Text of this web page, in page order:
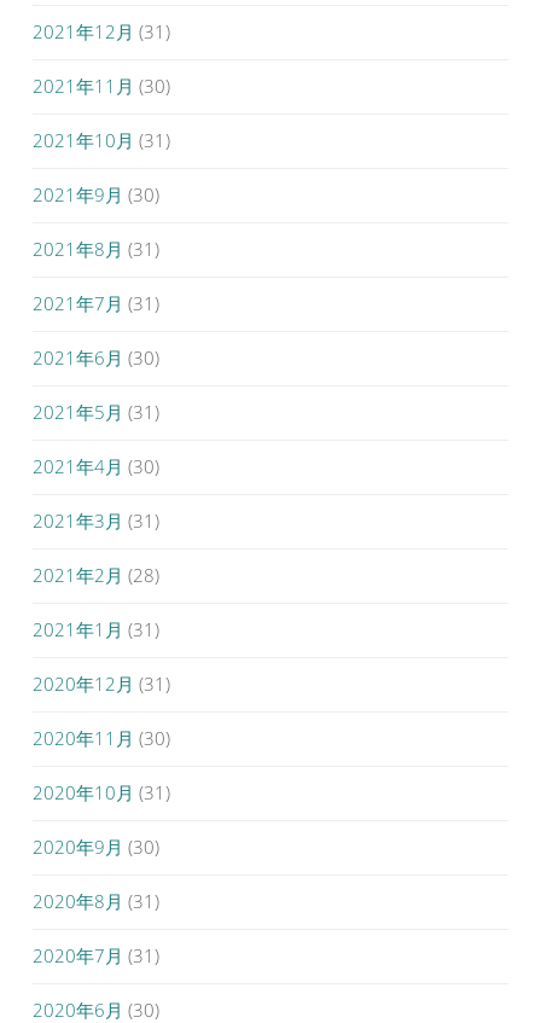
2021年12月 (31)
2021年11月 (30)
2021年10月 (31)
2021年9月 (30)
2021年8月 (31)
2021年7月 (31)
2021年6月 (30)
2021年5月 (31)
2021年4月 (30)
2021年3月 (31)
2021年2月 (28)
2021年1月 (31)
2020年12月 (31)
2020年11月 (30)
2020年10月 (31)
2020年9月 (30)
2020年8月 (31)
2020年7月 (31)
2020年6月 (30)